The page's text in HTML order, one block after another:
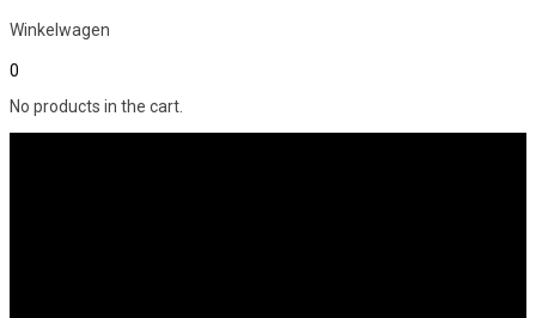
Winkelwagen
0
No products in the cart.